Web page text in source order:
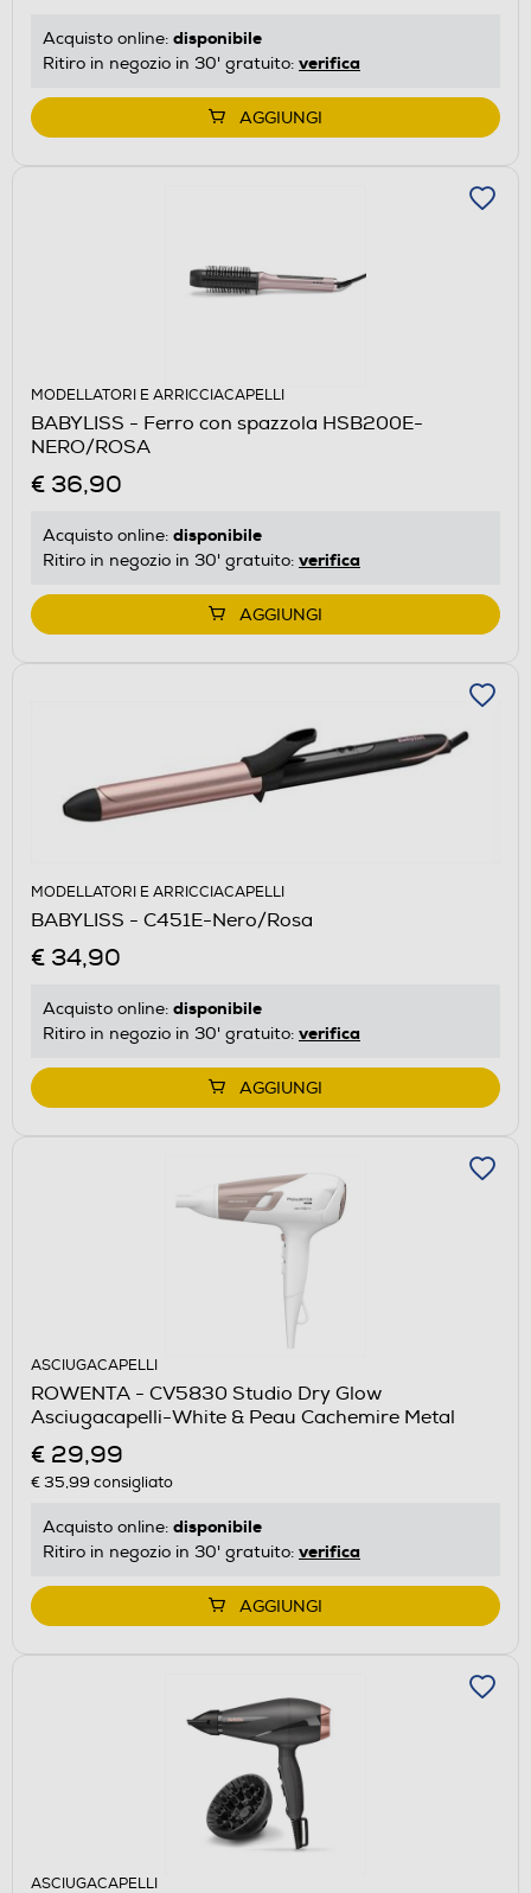
Acquisto online: disponibile
Ritiro in negozio in 30' gratuito: verifica
AGGIUNGI
MODELLATORI E ARRICCIACAPELLI
BABYLISS - Ferro con spazzola HSB200E-
NERO/ROSA
€ 36,90
Acquisto online: disponibile
Ritiro in negozio in 30' gratuito: verifica
AGGIUNGI
MODELLATORI E ARRICCIACAPELLI
BABYLISS - C451E-Nero/Rosa
€ 34,90
Acquisto online: disponibile
Ritiro in negozio in 30' gratuito: verifica
AGGIUNGI
ASCIUGACAPELLI
ROWENTA - CV5830 Studio Dry Glow
Asciugacapelli-White & Peau Cachemire Metal
€ 29,99
€ 35,99 consigliato
Acquisto online: disponibile
Ritiro in negozio in 30' gratuito: verifica
AGGIUNGI
ASCIUGACAPELLI